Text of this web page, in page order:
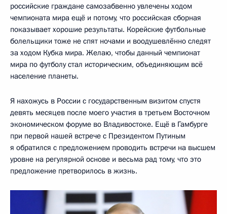
российские граждане самозабвенно увлечены ходом
чемпионата мира ещё и потому, что российская сборная
показывает хорошие результаты. Корейские футбольные
болельщики тоже не спят ночами и воодушевлённо следят
за ходом Кубка мира. Желаю, чтобы данный чемпионат
мира по футболу стал историческим, объединяющим всё
население планеты.
Я нахожусь в России с государственным визитом спустя
девять месяцев после моего участия в третьем Восточном
экономическом форуме во Владивостоке. Ещё в Гамбурге
при первой нашей встрече с Президентом Путиным
я обратился с предложением проводить встречи на высшем
уровне на регулярной основе и весьма рад тому, что это
предложение претворилось в жизнь.